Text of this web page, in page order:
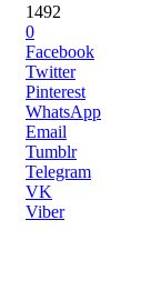
1492
0
Facebook
Twitter
Pinterest
WhatsApp
Email
Tumblr
Telegram
VK
Viber